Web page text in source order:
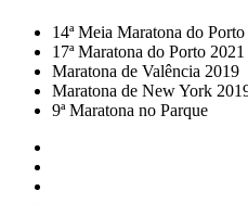
14ª Meia Maratona do Porto
17ª Maratona do Porto 2021
Maratona de Valência 2019
Maratona de New York
9ª Maratona no Parque